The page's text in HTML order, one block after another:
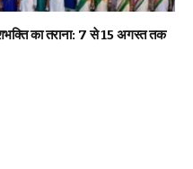
का तराना: 7 से 15 अगस्त तक